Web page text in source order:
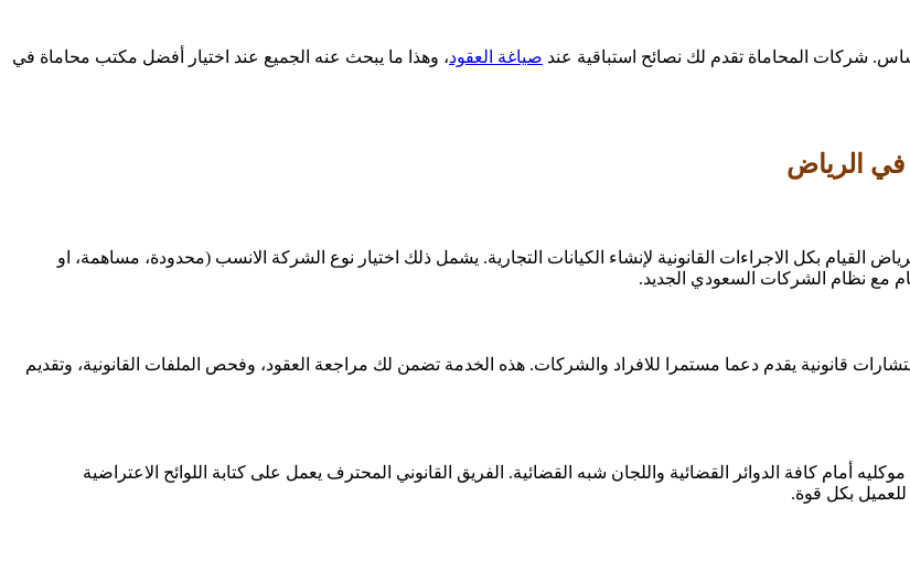
شركات المحاماة تقدم لك نصائح استباقية عند صياغة العقود، وهذا ما يبحث عنه الجميع عند اختيار أفضل مكتب محاماة في
في الرياض
بكل الاجراءات القانونية لإنشاء الكيانات التجارية. يشمل ذلك اختيار نوع الشركة الانسب (محدودة، مساهمة، او
مع نظام الشركات السعودي الجديد.
قانونية يقدم دعما مستمرا للافراد والشركات. هذه الخدمة تضمن لك مراجعة العقود، وفحص الملفات القانونية، وتقديم
أمام كافة الدوائر القضائية واللجان شبه القضائية. الفريق القانوني المحترف يعمل على كتابة اللوائح الاعتراضية
للعميل بكل قوة.